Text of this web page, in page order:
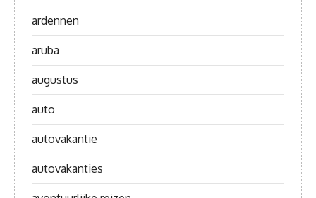
ardennen
aruba
augustus
auto
autovakantie
autovakanties